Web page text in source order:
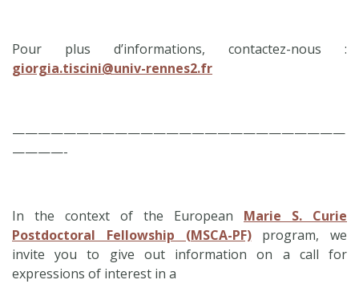
Pour plus d’informations, contactez-nous :
giorgia.tiscini@univ-rennes2.fr
——————————————————————————
————-
In the context of the European Marie S. Curie
Postdoctoral Fellowship (MSCA-PF)program, we
invite you to give out information on a call for
expressions of interest in a